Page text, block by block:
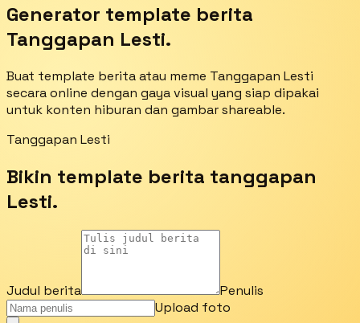
Generator template berita
Tanggapan Lesti.
Buat template berita atau meme Tanggapan Lesti
secara online dengan gaya visual yang siap dipakai
untuk konten hiburan dan gambar shareable.
Tanggapan Lesti
Bikin template berita tanggapan
Lesti.
Judul berita
Penulis
Upload foto